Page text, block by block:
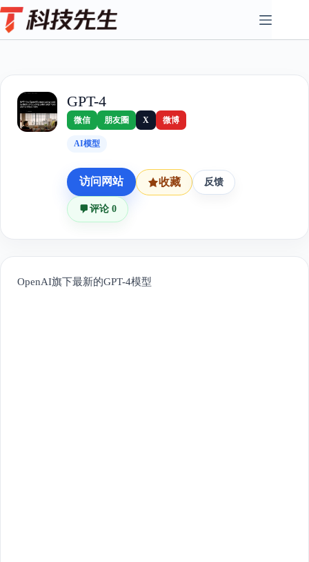
Skip
to
content
GPT-4
微信 朋友圈 X 微博
AI模型
访问网站 收藏 反馈
评论 0
OpenAI旗下最新的GPT-4模型